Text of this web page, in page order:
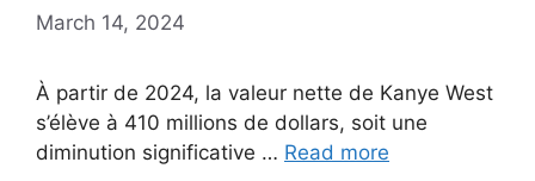
March 14, 2024
À partir de 2024, la valeur nette de Kanye West
s’élève à 410 millions de dollars, soit une
diminution significative … Read more